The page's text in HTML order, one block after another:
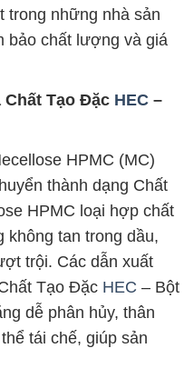
trong những nhà sản
bảo chất lượng và giá
Chất Tạo Đặc HEC –
HPMC (MC)
thành dạng Chất
HPMC loại hợp chất
tan trong dầu,
trội. Các dẫn xuất
Tạo Đặc HEC – Bột
dễ phân hủy, thân
tái chế, giúp sản